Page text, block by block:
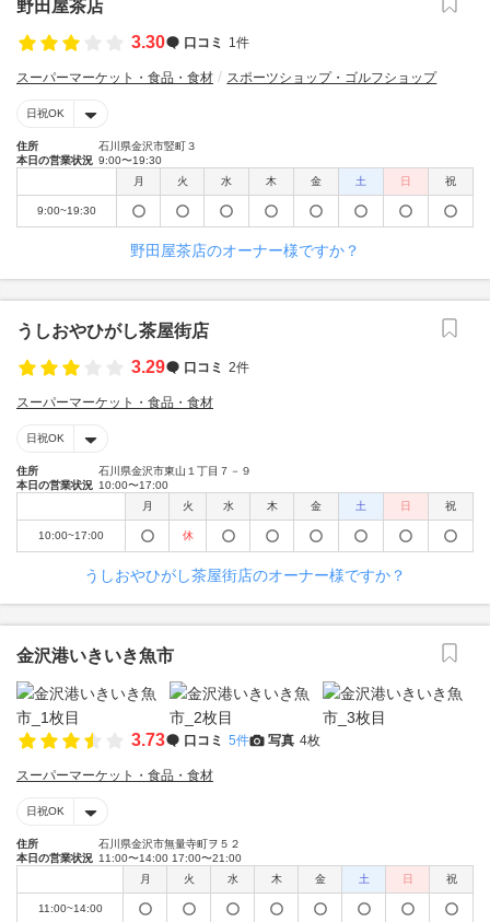
野田屋茶店
3.30
口コミ 1件
スーパーマーケット・食品・食材 スポーツショップ・ゴルフショップ
日祝OK
住所
石川県金沢市竪町３
本日の営業状況 9:00〜19:30
月
火 水 木 金 土 日 祝
9:00~19:30
野田屋茶店のオーナー様ですか？
うしおやひがし茶屋街店
3.29
口コミ 2件
スーパーマーケット・食品・食材
日祝OK
住所
石川県金沢市東山１丁目７－９
本日の営業状況 10:00〜17:00
月
火 水 木 金 土 日 祝
10:00~17:00 休
うしおやひがし茶屋街店のオーナー様ですか？
金沢港いきいき魚市
3.73 口コミ 5件 写真 4枚
スーパーマーケット・食品・食材
日祝OK
住所
石川県金沢市無量寺町ヲ５２
本日の営業状況 11:00〜14:00 17:00〜21:00
月
火 水 木 金 土 日 祝
11:00~14:00